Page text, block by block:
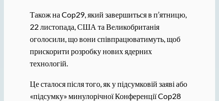
Також на Cop29, який завершиться в п’ятницю,
22 листопада, США та Великобританія
оголосили, що вони співпрацюватимуть, щоб
прискорити розробку нових ядерних
технологій.
Це сталося після того, як у підсумковій заяві або
«підсумку» минулорічної Конференції Cop28